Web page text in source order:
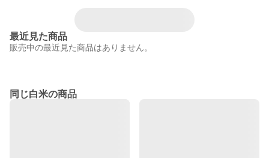
最近見た商品
販売中の最近見た商品はありません。
同じ白米の商品